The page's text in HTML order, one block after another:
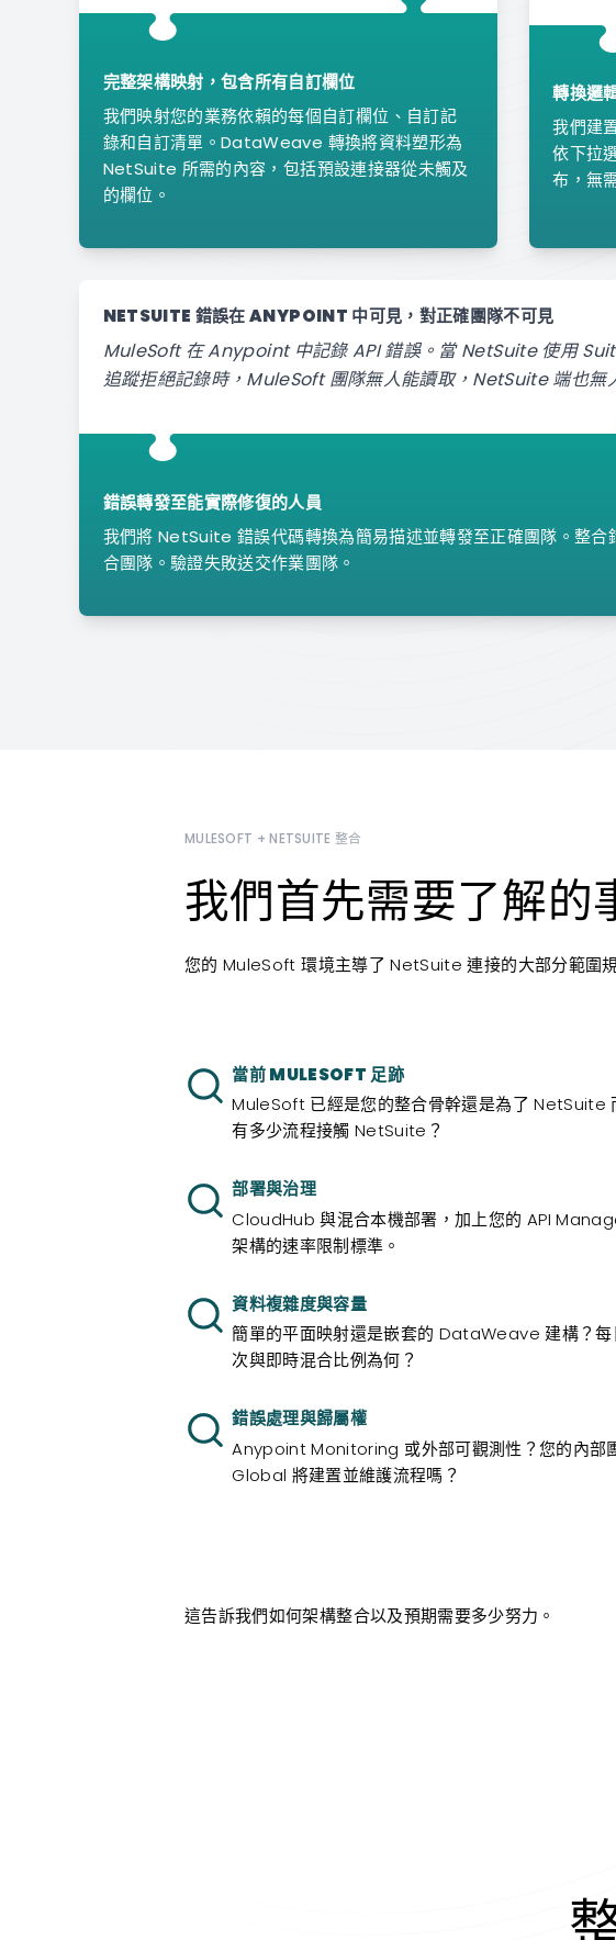
完整架構映射，包含所有自訂欄位
我們映射您的業務依賴的每個自訂欄位、自訂記
錄和自訂清單。DataWeave 轉換將資料塑形為
NetSuite 所需的內容，包括預設連接器從未觸及
的欄位。
轉換邏
我們建
依下拉
布，無
NETSUITE 錯誤在 ANYPOINT 中可見，對正確團隊不可見
MuleSoft 在 Anypoint 中記錄 API 錯誤。當 NetSuite 使用
追蹤拒絕記錄時，MuleSoft 團隊無人能讀取，NetSuite 端也無
錯誤轉發至能實際修復的人員
我們將 NetSuite 錯誤代碼轉換為簡易描述並轉發至正確團隊。整合
合團隊。驗證失敗送交作業團隊。
MULESOFT + NETSUITE 整合
我們首先需要了解的
您的 MuleSoft 環境主導了 NetSuite 連接的大部分範圍
當前 MULESOFT 足跡
MuleSoft 已經是您的整合骨幹還是為了 NetSuite
有多少流程接觸 NetSuite？
部署與治理
CloudHub 與混合本機部署，加上您的 API
架構的速率限制標準。
資料複雜度與容量
簡單的平面映射還是嵌套的 DataWeave 建構？每
次與即時混合比例為何？
錯誤處理與歸屬權
Anypoint Monitoring 或外部可觀測性？您的內部
Global 將建置並維護流程嗎？
這告訴我們如何架構整合以及預期需要多少努力。